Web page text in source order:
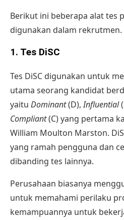
Berikut ini beberapa alat tes
digunakan dalam rekrutmen.
1. Tes DiSC
Tes DiSC digunakan untuk
utama seorang kandidat
yaitu Dominant(D),Influential
Compliant(C) yang pertama
William Moulton Marston.
yang ramah pengguna dan
dibanding tes lainnya.
Perusahaan biasanya
untuk memahami perilaku
kemampuannya untuk